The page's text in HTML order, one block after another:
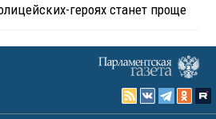
героях станет проще